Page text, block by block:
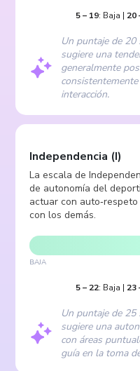
5– 19: Baja | 20
Un puntaje de
sugiere una
generalmente
interacción.
Independencia (I)
La escala de
de autonomía del
actuar con
con los demás.
BAJA
5– 22: Baja | 23
Un puntaje de
sugiere una
con áreas
guía en la toma